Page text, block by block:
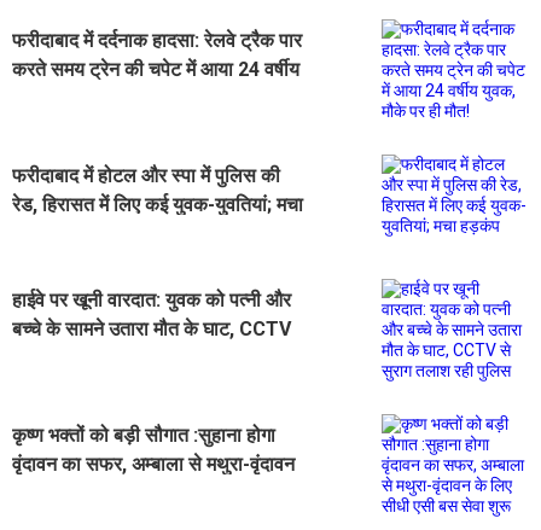
फरीदाबाद में दर्दनाक हादसा: रेलवे ट्रैक पार
करते समय ट्रेन की चपेट में आया 24 वर्षीय
फरीदाबाद में होटल और स्पा में पुलिस की
रेड, हिरासत में लिए कई युवक-युवतियां; मचा
हाईवे पर खूनी वारदात: युवक को पत्नी और
बच्चे के सामने उतारा मौत के घाट, CCTV
कृष्ण भक्तों को बड़ी सौगात :सुहाना होगा
वृंदावन का सफर, अम्बाला से मथुरा-वृंदावन